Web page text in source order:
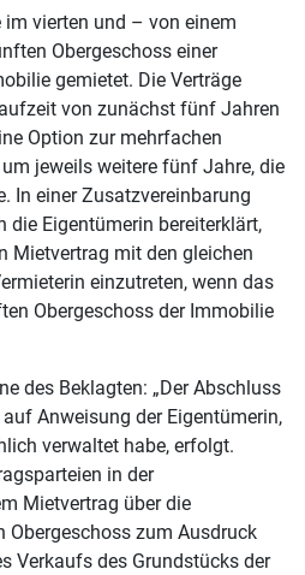
im vierten und – von einem
Obergeschoss einer
gemietet. Die Verträge
von zunächst fünf Jahren
Option zur mehrfachen
jeweils weitere fünf Jahre, die
In einer Zusatzvereinbarung
Eigentümerin bereiterklärt,
Mietvertrag mit den gleichen
einzutreten, wenn das
Obergeschoss der Immobilie
des Beklagten: „Der Abschluss
Anweisung der Eigentümerin,
verwaltet habe, erfolgt.
in der
Mietvertrag über die
zum Ausdruck
Verkaufs des Grundstücks der